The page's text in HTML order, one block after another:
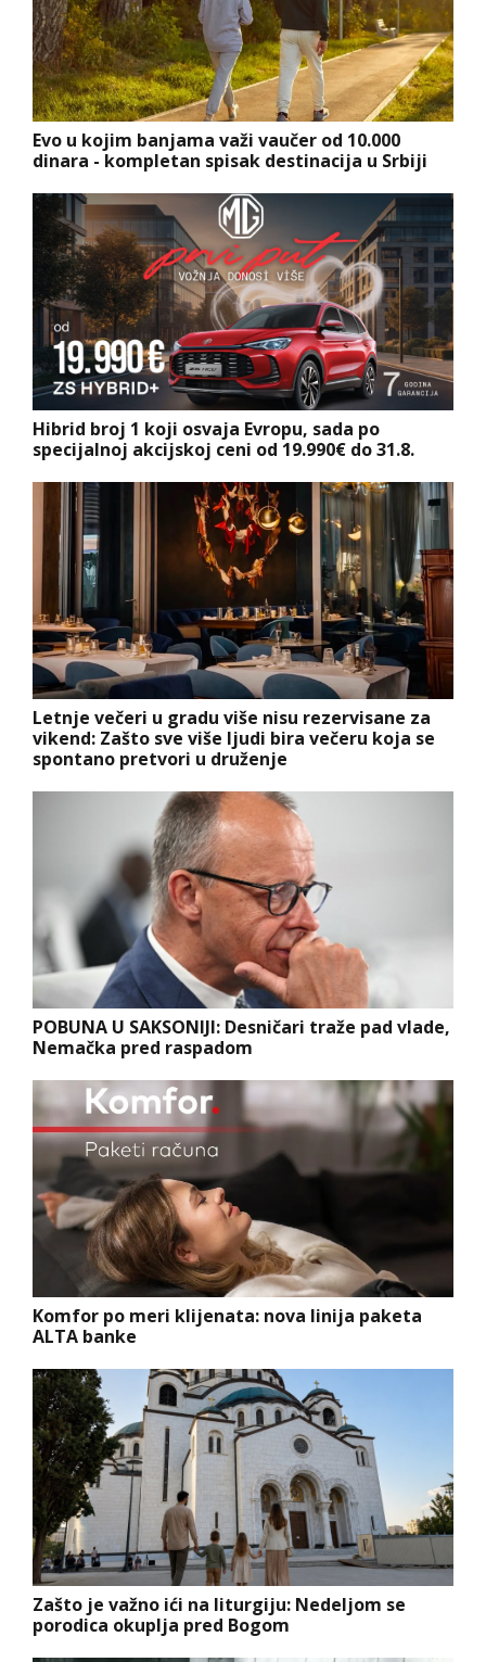
Evo u kojim banjama važi vaučer od 10.000
dinara - kompletan spisak destinacija u Srbiji
Hibrid broj 1 koji osvaja Evropu, sada po
specijalnoj akcijskoj ceni od 19.990€ do 31.8.
Letnje večeri u gradu više nisu rezervisane za
vikend: Zašto sve više ljudi bira večeru koja se
spontano pretvori u druženje
POBUNA U SAKSONIJI: Desničari traže pad vlade,
Nemačka pred raspadom
Komfor po meri klijenata: nova linija paketa
ALTA banke
Zašto je važno ići na liturgiju: Nedeljom se
porodica okuplja pred Bogom